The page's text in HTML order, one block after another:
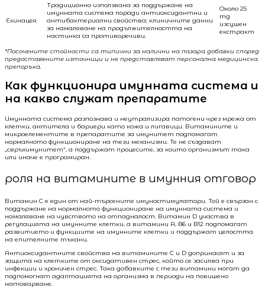
Ехинацея
Традиционно използвана за поддържане на
имунната система поради антиоксидантни и
антибактериални свойства; клиничните данни
за намаляване на продължителността на
настинка са противоречиви.
Около 25
mg
изсушен
екстракт
*Посочените стойности са типични за налични на пазара добавки според
предоставените източници и не представляват персонална медицинска
препоръка.
Как функционира имунната система и
на какво служат препаратите
Имунната система разпознава и неутрализира патогени чрез мрежа от
клетки, антитела и бариери като кожа и лигавици. Витамините и
микроелементите в препаратите за имунитет подпомагат
нормалното функциониране на тези механизми. Те не създават
„свръхимунитет“, а поддържат процесите, за които организмът така
или иначе е програмиран.
роля на витамините в имунния отговор
Витамин C е един от най-търсените имуностимулатори. Той е свързан с
поддържане на нормалното функциониране на имунната система и
намаляване на чувството на отпадналост. Витамин D участва в
регулацията на имунните клетки, а витамини A, B6 и B12 подпомагат
развитието и функциите на имунните клетки и поддържат целостта
на епителните тъкани.
Антиоксидантните свойства на витамините C и D допринасят и за
защита на клетките от оксидативен стрес, който се засилва при
инфекции и хроничен стрес. Така добавките с тези витамини могат да
подпомогнат адаптацията на организма в периоди на повишено
натоварване.